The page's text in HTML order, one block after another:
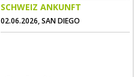
SCHWEIZ ANKUNFT
02.06.2026, SAN DIEGO